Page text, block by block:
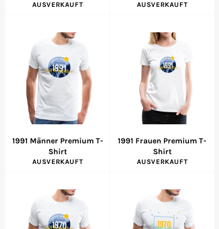
AUSVERKAUFT AUSVERKAUFT
1991 Männer Premium T-
Shirt
AUSVERKAUFT
1991 Frauen Premium T-
Shirt
AUSVERKAUFT